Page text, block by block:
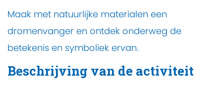
Maak met natuurlijke materialen een
dromenvanger en ontdek onderweg de
betekenis en symboliek ervan.
Beschrijving van de activiteit